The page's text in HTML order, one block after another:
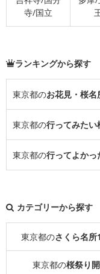
寺/国立
ランキングから探す
東京都のお花見・桜名
東京都の行ってみたい
東京都の行ってよかっ
カテゴリーから探す
東京都のさくら名所
東京都の桜祭り